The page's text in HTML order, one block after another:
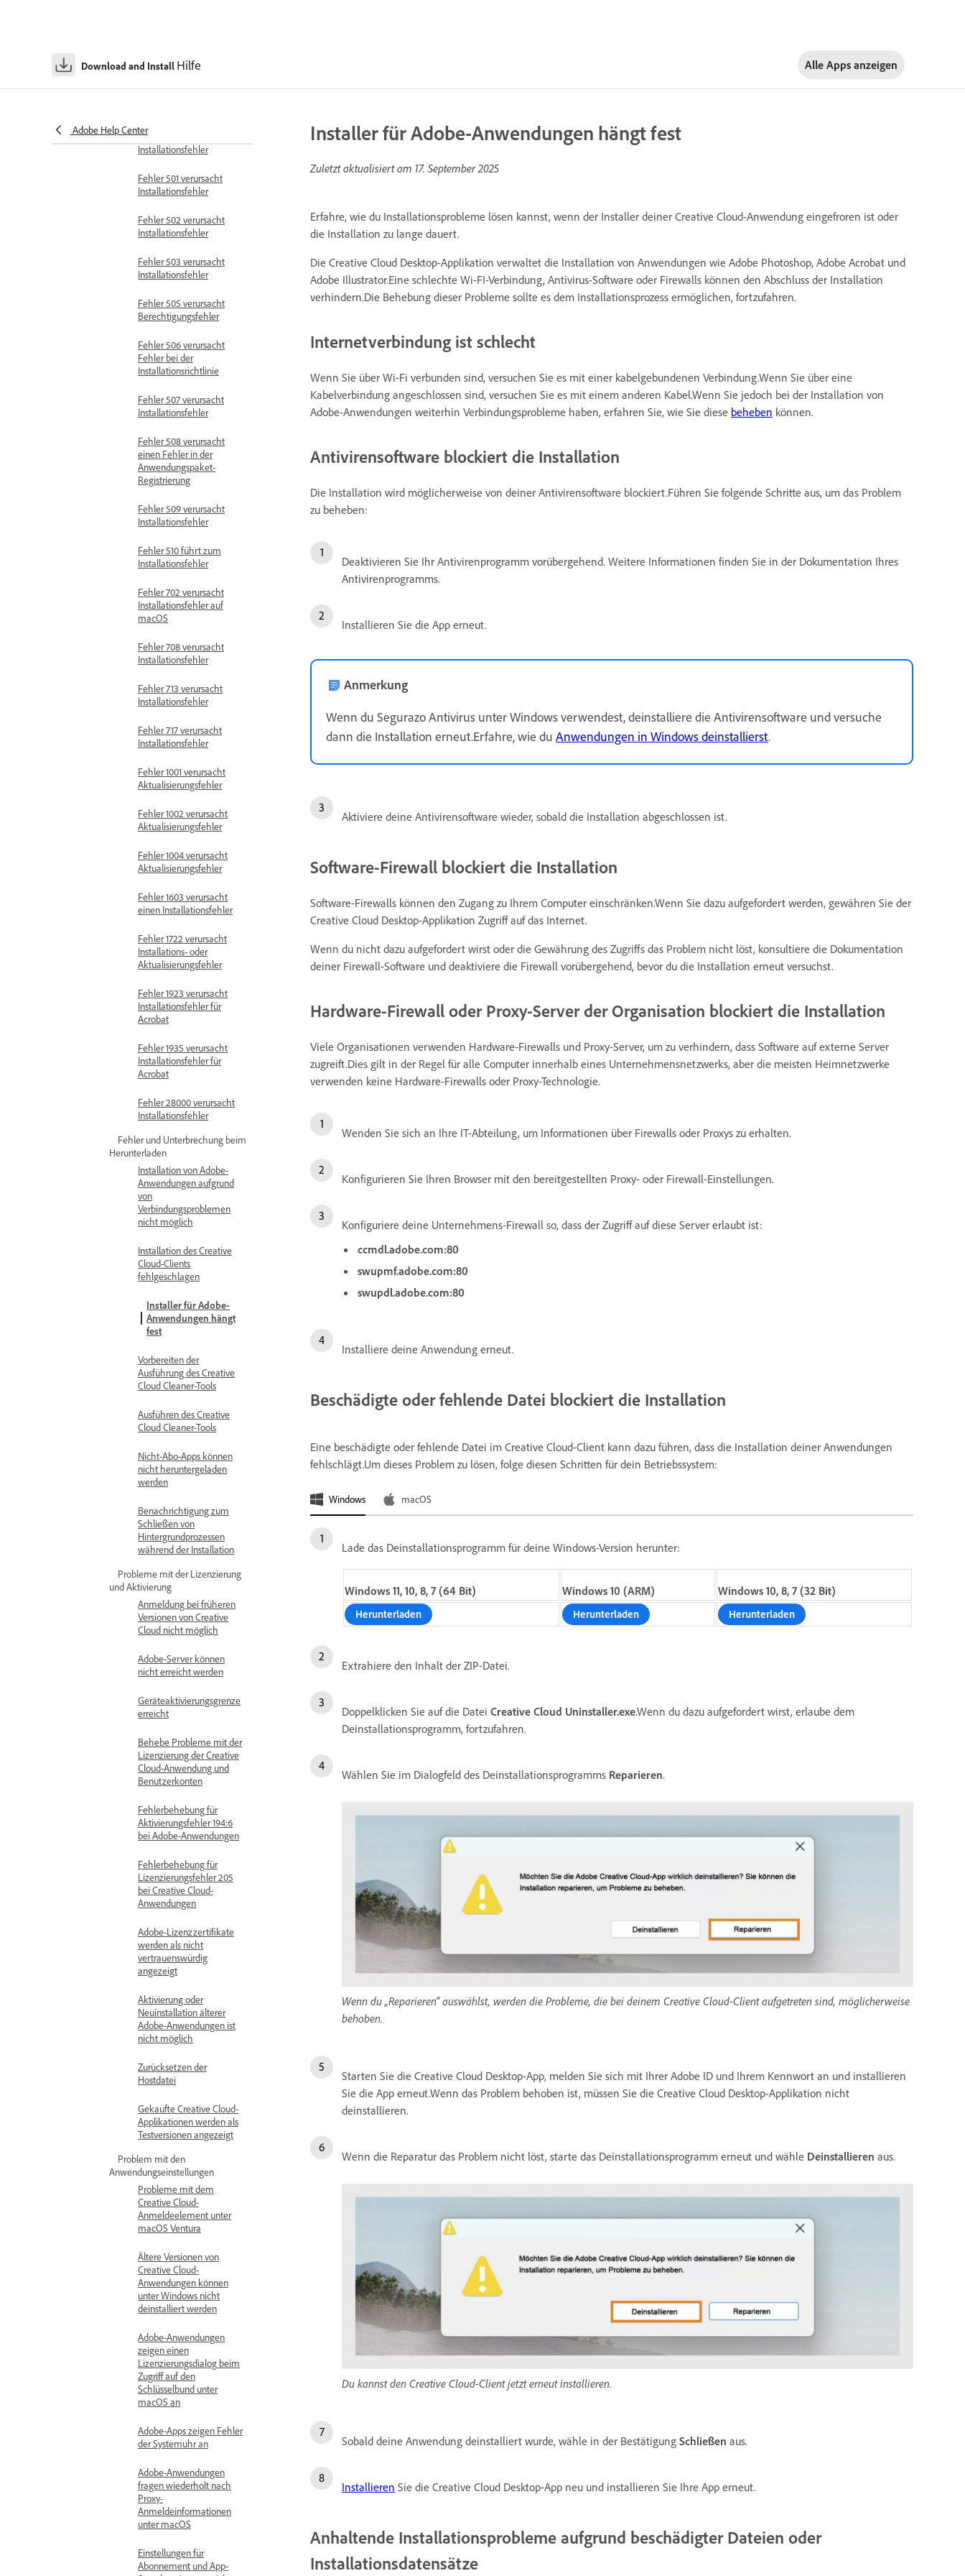
Download and Install Hilfe Alle Apps anzeigen
Adobe Help Center
Aktualisierungsfehler
Fehler 500 verursacht
Installationsfehler
Fehler 501 verursacht
Installationsfehler
Fehler 502 verursacht
Installationsfehler
Fehler 503 verursacht
Installationsfehler
Fehler 505 verursacht
Berechtigungsfehler
Fehler 506 verursacht
Fehler bei der
Installationsrichtlinie
Fehler 507 verursacht
Installationsfehler
Fehler 508 verursacht
einen Fehler in der
Anwendungspaket-
Registrierung
Fehler 509 verursacht
Installationsfehler
Fehler 510 führt zum
Installationsfehler
Fehler 702 verursacht
Installationsfehler auf
macOS
Fehler 708 verursacht
Installationsfehler
Fehler 713 verursacht
Installationsfehler
Fehler 717 verursacht
Installationsfehler
Fehler 1001 verursacht
Aktualisierungsfehler
Fehler 1002 verursacht
Aktualisierungsfehler
Fehler 1004 verursacht
Aktualisierungsfehler
Fehler 1603 verursacht
einen Installationsfehler
Fehler 1722 verursacht
Installations- oder
Aktualisierungsfehler
Fehler 1923 verursacht
Installationsfehler für
Acrobat
Fehler 1935 verursacht
Installationsfehler für
Acrobat
Fehler 28000 verursacht
Installationsfehler
Fehler und Unterbrechung beim
Herunterladen
Installation von Adobe-
Anwendungen aufgrund
von
Verbindungsproblemen
nicht möglich
Installation des Creative
Cloud-Clients
fehlgeschlagen
Installer für Adobe-
Anwendungen hängt
fest
Vorbereiten der
Ausführung des Creative
Cloud Cleaner-Tools
Ausführen des Creative
Cloud Cleaner-Tools
Nicht-Abo-Apps können
nicht heruntergeladen
werden
Benachrichtigung zum
Schließen von
Hintergrundprozessen
während der Installation
Probleme mit der Lizenzierung
und Aktivierung
Anmeldung bei früheren
Versionen von Creative
Cloud nicht möglich
Adobe-Server können
nicht erreicht werden
Geräteaktivierungsgrenze
erreicht
Behebe Probleme mit der
Lizenzierung der Creative
Cloud-Anwendung und
Benutzerkonten
Fehlerbehebung für
Aktivierungsfehler 194:6
bei Adobe-Anwendungen
Fehlerbehebung für
Lizenzierungsfehler 205
bei Creative Cloud-
Anwendungen
Adobe-Lizenzzertifikate
werden als nicht
vertrauenswürdig
angezeigt
Aktivierung oder
Neuinstallation älterer
Adobe-Anwendungen ist
nicht möglich
Zurücksetzen der
Hostdatei
Gekaufte Creative Cloud-
Applikationen werden als
Testversionen angezeigt
Problem mit den
Anwendungseinstellungen
Probleme mit dem
Creative Cloud-
Anmeldeelement unter
macOS Ventura
Ältere Versionen von
Creative Cloud-
Anwendungen können
unter Windows nicht
deinstalliert werden
Adobe-Anwendungen
zeigen einen
Lizenzierungsdialog beim
Zugriff auf den
Schlüsselbund unter
macOS an
Adobe-Apps zeigen Fehler
der Systemuhr an
Adobe-Anwendungen
fragen wiederholt nach
Proxy-
Anmeldeinformationen
unter macOS
Einstellungen für
Abonnement und App-
Installer für Adobe-Anwendungen hängt fest
Zuletzt aktualisiert am 17. September 2025
Erfahre, wie du Installationsprobleme lösen kannst, wenn der Installer deiner Creative Cloud-Anwendung eingefroren ist oder
die Installation zu lange dauert.
Die Creative Cloud Desktop-Applikation verwaltet die Installation von Anwendungen wie Adobe Photoshop, Adobe Acrobat und
Adobe Illustrator.Eine schlechte Wi-FI-Verbindung, Antivirus-Software oder Firewalls können den Abschluss der Installation
verhindern.Die Behebung dieser Probleme sollte es dem Installationsprozess ermöglichen, fortzufahren.
Internetverbindung ist schlecht
Wenn Sie über Wi-Fi verbunden sind, versuchen Sie es mit einer kabelgebundenen Verbindung.Wenn Sie über eine
Kabelverbindung angeschlossen sind, versuchen Sie es mit einem anderen Kabel.Wenn Sie jedoch bei der Installation von
Adobe-Anwendungen weiterhin Verbindungsprobleme haben, erfahren Sie, wie Sie diese beheben können.
Antivirensoftware blockiert die Installation
Die Installation wird möglicherweise von deiner Antivirensoftware blockiert.Führen Sie folgende Schritte aus, um das Problem
zu beheben:
Deaktivieren Sie Ihr Antivirenprogramm vorübergehend. Weitere Informationen finden Sie in der Dokumentation Ihres
Antivirenprogramms.
Installieren Sie die App erneut.
Anmerkung
Wenn du Segurazo Antivirus unter Windows verwendest, deinstalliere die Antivirensoftware und versuche
dann die Installation erneut.Erfahre, wie du Anwendungen in Windows deinstallierst.
Aktiviere deine Antivirensoftware wieder, sobald die Installation abgeschlossen ist.
Software-Firewall blockiert die Installation
Software-Firewalls können den Zugang zu Ihrem Computer einschränken.Wenn Sie dazu aufgefordert werden, gewähren Sie der
Creative Cloud Desktop-Applikation Zugriff auf das Internet.
Wenn du nicht dazu aufgefordert wirst oder die Gewährung des Zugriffs das Problem nicht löst, konsultiere die Dokumentation
deiner Firewall-Software und deaktiviere die Firewall vorübergehend, bevor du die Installation erneut versuchst.
Hardware-Firewall oder Proxy-Server der Organisation blockiert die Installation
Viele Organisationen verwenden Hardware-Firewalls und Proxy-Server, um zu verhindern, dass Software auf externe Server
zugreift.Dies gilt in der Regel für alle Computer innerhalb eines Unternehmensnetzwerks, aber die meisten Heimnetzwerke
verwenden keine Hardware-Firewalls oder Proxy-Technologie.
Wenden Sie sich an Ihre IT-Abteilung, um Informationen über Firewalls oder Proxys zu erhalten.
Konfigurieren Sie Ihren Browser mit den bereitgestellten Proxy- oder Firewall-Einstellungen.
Konfiguriere deine Unternehmens-Firewall so, dass der Zugriff auf diese Server erlaubt ist:
ccmdl.adobe.com:80
swupmf.adobe.com:80
swupdl.adobe.com:80
Installiere deine Anwendung erneut.
Beschädigte oder fehlende Datei blockiert die Installation
Eine beschädigte oder fehlende Datei im Creative Cloud-Client kann dazu führen, dass die Installation deiner Anwendungen
fehlschlägt.Um dieses Problem zu lösen, folge diesen Schritten für dein Betriebssystem:
Windows macOS
Lade das Deinstallationsprogramm für deine Windows-Version herunter:
Windows 11, 10, 8, 7 (64 Bit) Windows 10 (ARM) Windows 10, 8, 7 (32 Bit)
Herunterladen Herunterladen Herunterladen
Extrahiere den Inhalt der ZIP-Datei.
Doppelklicken Sie auf die Datei Creative Cloud Uninstaller.exe.Wenn du dazu aufgefordert wirst, erlaube dem
Deinstallationsprogramm, fortzufahren.
Wählen Sie im Dialogfeld des Deinstallationsprogramms Reparieren.
Wenn du „Reparieren“ auswählst, werden die Probleme, die bei deinem Creative Cloud-Client aufgetreten sind, möglicherweise
behoben.
Starten Sie die Creative Cloud Desktop-App, melden Sie sich mit Ihrer Adobe ID und Ihrem Kennwort an und installieren
Sie die App erneut.Wenn das Problem behoben ist, müssen Sie die Creative Cloud Desktop-Applikation nicht
deinstallieren.
Wenn die Reparatur das Problem nicht löst, starte das Deinstallationsprogramm erneut und wähle Deinstallieren aus.
Du kannst den Creative Cloud-Client jetzt erneut installieren.
Sobald deine Anwendung deinstalliert wurde, wähle in der Bestätigung Schließen aus.
Installieren Sie die Creative Cloud Desktop-App neu und installieren Sie Ihre App erneut.
Anhaltende Installationsprobleme aufgrund beschädigter Dateien oder
Installationsdatensätze